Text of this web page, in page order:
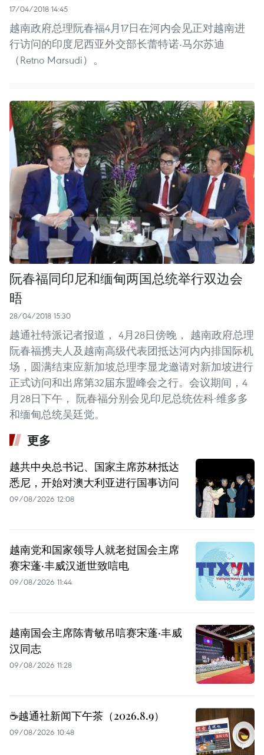
17/04/2018 14:45
越南政府总理阮春福4月17日在河内会见正对越南进
行访问的印度尼西亚外交部长蕾特诺‧马尔苏迪
（Retno Marsudi）。
阮春福同印尼和缅甸两国总统举行双边会
晤
28/04/2018 15:30
越通社特派记者报道， 4月28日傍晚， 越南政府总理
阮春福携夫人及越南高级代表团抵达河内内排国际机
场，圆满结束应新加坡总理李显龙邀请对新加坡进行
正式访问和出席第32届东盟峰会之行。会议期间，4
月28日下午， 阮春福分别会见印尼总统佐科·维多多
和缅甸总统吴廷觉。
更多
越共中央总书记、国家主席苏林抵达
悉尼，开始对澳大利亚进行国事访问
09/08/2026 12:08
越南党和国家领导人就老挝国会主席
赛宋蓬·丰威汉逝世致唁电
09/08/2026 11:44
越南国会主席陈青敏吊唁赛宋蓬·丰威
汉同志
09/08/2026 11:28
☕️越通社新闻下午茶（2026.8.9）
09/08/2026 10:48